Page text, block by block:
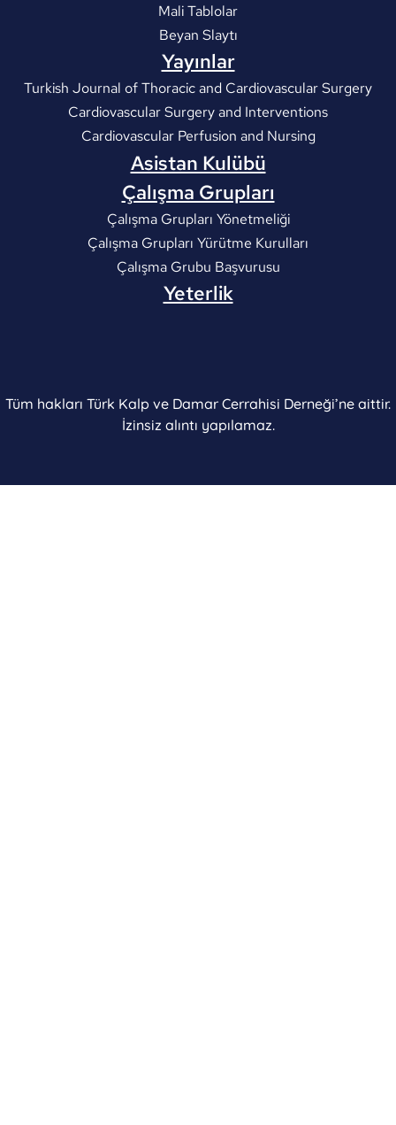
Mali Tablolar
Beyan Slaytı
Yayınlar
Turkish Journal of Thoracic and Cardiovascular Surgery
Cardiovascular Surgery and Interventions
Cardiovascular Perfusion and Nursing
Asistan Kulübü
Çalışma Grupları
Çalışma Grupları Yönetmeliği
Çalışma Grupları Yürütme Kurulları
Çalışma Grubu Başvurusu
Yeterlik
Tüm hakları Türk Kalp ve Damar Cerrahisi Derneği’ne aittir.
İzinsiz alıntı yapılamaz.